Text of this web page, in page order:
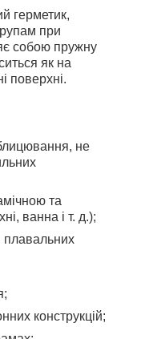
герметик,
при
собою пружну
як на
поверхні.
не
та
ванна і т. д.);
плавальних
конструкцій;